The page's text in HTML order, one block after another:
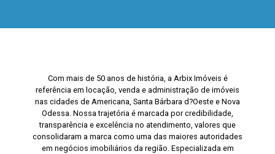
Com mais de 50 anos de história, a Arbix Imóveis é
referência em locação, venda e administração de imóveis
nas cidades de Americana, Santa Bárbara d?Oeste e Nova
Odessa. Nossa trajetória é marcada por credibilidade,
transparência e excelência no atendimento, valores que
consolidaram a marca como uma das maiores autoridades
em negócios imobiliários da região. Especializada em